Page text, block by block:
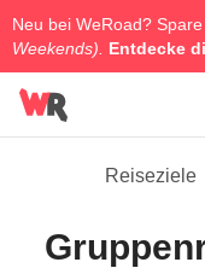
Neu bei WeRoad?
Weekends).
Entdecke
Reiseziele